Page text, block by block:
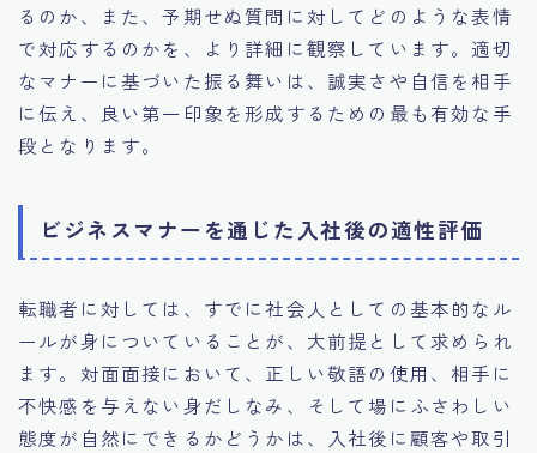
るのか、また、予期せぬ質問に対してどのような表情
で対応するのかを、より詳細に観察しています。適切
なマナーに基づいた振る舞いは、誠実さや自信を相手
に伝え、良い第一印象を形成するための最も有効な手
段となります。
ビジネスマナーを通じた入社後の適性評価
転職者に対しては、すでに社会人としての基本的なル
ールが身についていることが、大前提として求められ
ます。対面面接において、正しい敬語の使用、相手に
不快感を与えない身だしなみ、そして場にふさわしい
態度が自然にできるかどうかは、入社後に顧客や取引